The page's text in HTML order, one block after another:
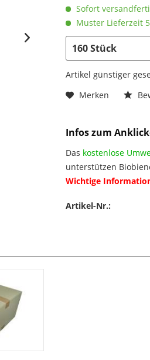
Sofort
Muster Lieferzeit
Artikel günstiger
Merken
Infos zum
Das kostenlose
unterstützen
Wichtige
Artikel-Nr.: